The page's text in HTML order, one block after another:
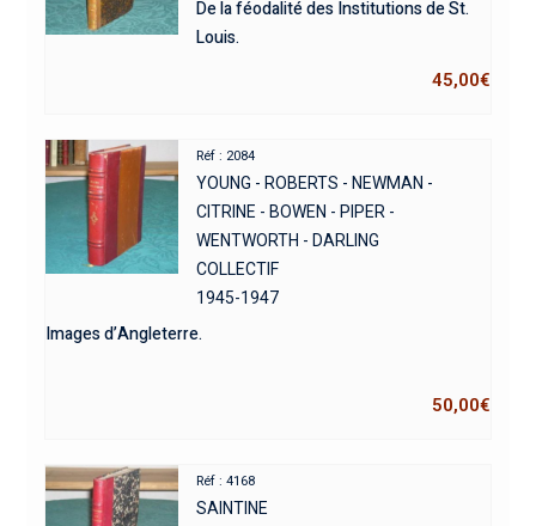
De la féodalité des Institutions de St.
Louis.
45,00€
Réf : 2084
YOUNG - ROBERTS - NEWMAN -
CITRINE - BOWEN - PIPER -
WENTWORTH - DARLING
COLLECTIF
1945-1947
Images d’Angleterre.
50,00€
Réf : 4168
SAINTINE